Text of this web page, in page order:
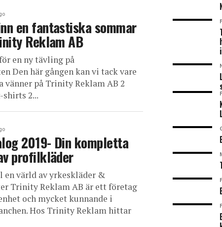
en fantastiska sommar
Reklam AB
en ny tävling på
Den här gången kan vi tack vare
vänner på Trinity Reklam AB 2
shirts 2...
2019- Din kompletta
profilkläder
värld av yrkeskläder &
Trinity Reklam AB är ett företag
och mycket kunnande i
Hos Trinity Reklam hittar